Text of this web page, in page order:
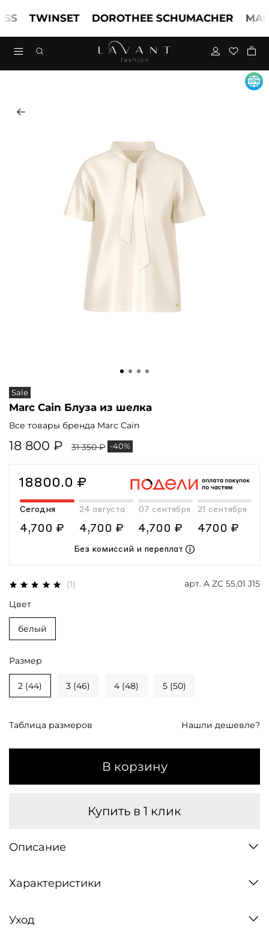
TWINSET DOROTHEE SCHUMACHER
Sale
(1) арт. A ZC 55.01 J15
Marc Cain Блуза из шелка
Все товары бренда Marc Cain
18 800 ₽ 31 350 ₽ -40%
18800.0 ₽
Сегодня
4,700 ₽
24 августа
4,700 ₽
07 сентября
4,700 ₽
21 сентября
4700 ₽
Без комиссий и переплат
Таблица размеров Нашли дешевле?
В корзину
Купить в 1 клик
Цвет
белый
Размер
2 (44) 3 (46) 4 (48) 5 (50)
Описание
Характеристики
Уход